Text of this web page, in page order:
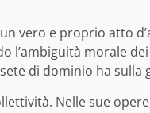
vero e proprio atto
l’ambiguità morale
di dominio ha sulla
Nelle sue